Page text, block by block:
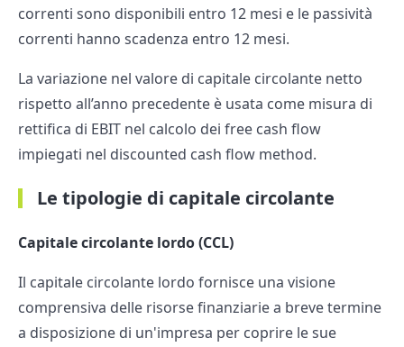
correnti sono disponibili entro 12 mesi e le passività
correnti hanno scadenza entro 12 mesi.
La variazione nel valore di capitale circolante netto
rispetto all’anno precedente è usata come misura di
rettifica di EBIT nel calcolo dei free cash flow
impiegati nel discounted cash flow method.
Le tipologie di capitale circolante
Capitale circolante lordo (CCL)
Il capitale circolante lordo fornisce una visione
comprensiva delle risorse finanziarie a breve termine
a disposizione di un'impresa per coprire le sue